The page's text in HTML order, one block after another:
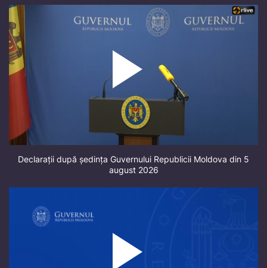
Declarații după ședința Guvernului Republicii Moldova din 5
august 2026